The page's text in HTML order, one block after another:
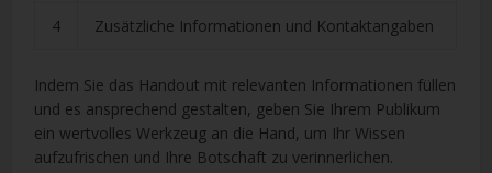
4 Zusätzliche Informationen und Kontaktangaben
Indem Sie das Handout mit relevanten Informationen füllen
und es ansprechend gestalten, geben Sie Ihrem Publikum
ein wertvolles Werkzeug an die Hand, um Ihr Wissen
aufzufrischen und Ihre Botschaft zu verinnerlichen.